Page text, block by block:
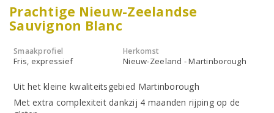
Prachtige Nieuw-Zeelandse
Sauvignon Blanc
Smaakprofiel
Fris, expressief
Herkomst
Nieuw-Zeeland - Martinborough
Uit het kleine kwaliteitsgebied Martinborough
Met extra complexiteit dankzij 4 maanden rijping op de